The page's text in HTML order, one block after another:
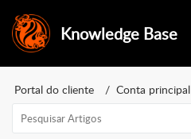
Knowledge Base
Portal do cliente Conta principal